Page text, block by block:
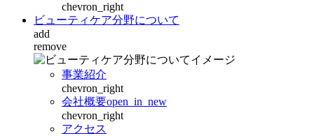
chevron_right
ビューティケア分野について
add
remove
事業紹介
chevron_right
会社概要open_in_new
chevron_right
アクセス